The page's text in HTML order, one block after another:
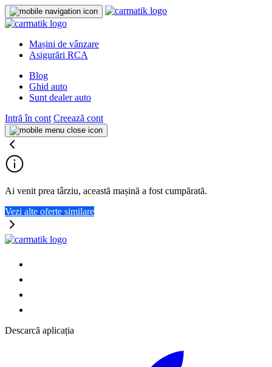
Mașini de vânzare
Asigurări RCA
Blog
Ghid auto
Sunt dealer auto
Intră în cont Creează cont
Ai venit prea târziu, această mașină a fost cumpărată.
Vezi alte oferte similare
Descarcă aplicația